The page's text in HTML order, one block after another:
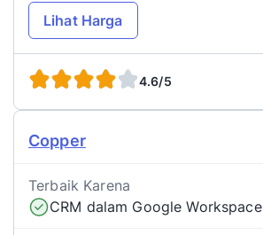
Lihat Harga
4.6/5
Copper
Terbaik Karena
CRM dalam Google Workspace